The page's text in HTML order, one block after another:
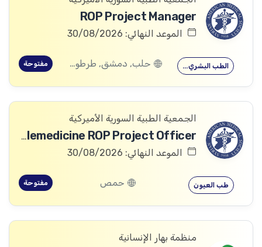
ROP Project Manager
الموعد النهائي: 30/08/2026
الطب البشري… حلب, دمشق, طرطوس, ريف دمشق, ديرالزور, درعا, السويداء, إدلب, القنيطرة, اللاذقية, الرقة, حمص, الحسكة, حماة مفتوحة
الجمعية الطبية السورية الأميركية
Telemedicine ROP Project Officer
الموعد النهائي: 30/08/2026
طب العيون حمص مفتوحة
منظمة بهار الإنسانية